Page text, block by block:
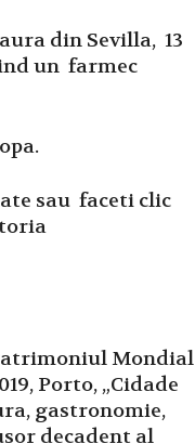
din Sevilla, 13
un farmec
sau faceti clic
Mondial
Porto, „Cidade
gastronomie,
decadent al